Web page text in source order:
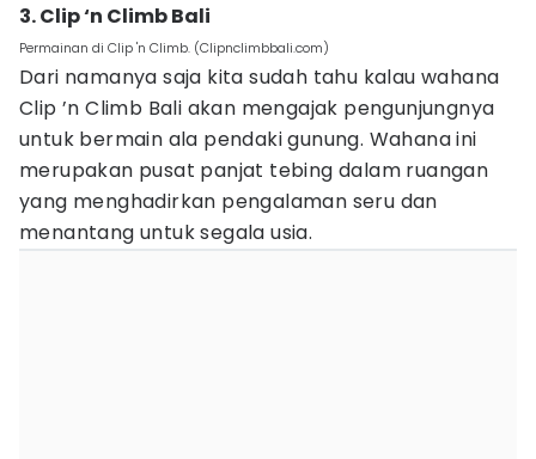
3. Clip ‘n Climb Bali
Permainan di Clip 'n Climb. (Clipnclimbbali.com)
Dari namanya saja kita sudah tahu kalau wahana
Clip ’n Climb Bali akan mengajak pengunjungnya
untuk bermain ala pendaki gunung. Wahana ini
merupakan pusat panjat tebing dalam ruangan
yang menghadirkan pengalaman seru dan
menantang untuk segala usia.